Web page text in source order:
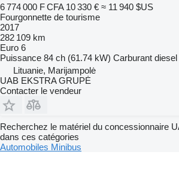
6 774 000 F CFA 10 330 € ≈ 11 940 $US
Fourgonnette de tourisme
2017
282 109 km
Euro 6
Puissance 84 ch (61.74 kW) Carburant diesel
Lituanie, Marijampolė
UAB EKSTRA GRUPĖ
Contacter le vendeur
Recherchez le matériel du concessionnaire
dans ces catégories
Automobiles Minibus